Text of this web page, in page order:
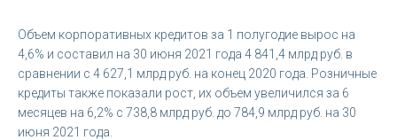
Объем корпоративных кредитов за 1 полугодие вырос на
4,6% и составил на 30 июня 2021 года 4 841,4 млрд руб. в
сравнении с 4 627,1 млрд руб. на конец 2020 года. Розничные
кредиты также показали рост, их объем увеличился за 6
месяцев на 6,2% с 738,8 млрд руб. до 784,9 млрд руб. на 30
июня 2021 года.